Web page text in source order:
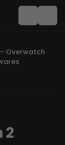
- Overwatch
2